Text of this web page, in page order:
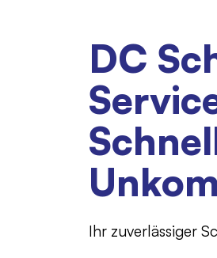
DC
Ihr zuverlässiger